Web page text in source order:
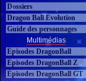
Dossiers
Dragon Ball Evolution
Guide des personnages
Multimédias
Épisodes DragonBall
Épisodes DragonBall Z
Épisodes DragonBall GT